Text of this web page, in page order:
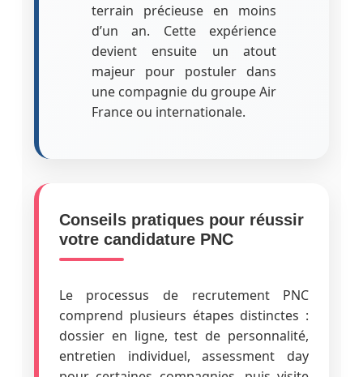
terrain précieuse en moins
d’un an. Cette expérience
devient ensuite un atout
majeur pour postuler dans
une compagnie du groupe Air
France ou internationale.
Conseils pratiques pour réussir
votre candidature PNC
Le processus de recrutement PNC
comprend plusieurs étapes distinctes :
dossier en ligne, test de personnalité,
entretien individuel, assessment day